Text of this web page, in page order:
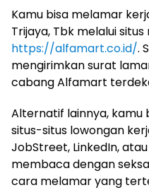
Kamu bisa melamar
Trijaya, Tbk melalui
https://alfamart.co.id/.
mengirimkan surat
cabang Alfamart
Alternatif lainnya, kamu
situs-situs lowongan
JobStreet, LinkedIn,
membaca dengan
cara melamar yang